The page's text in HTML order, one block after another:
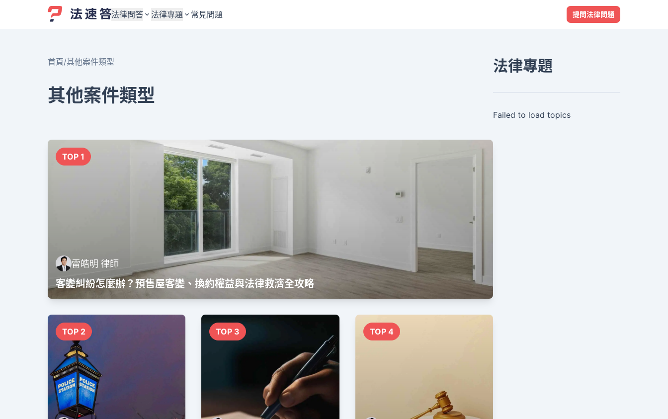
法律問答
勞資關係與勞動法
交通事故與賠償
法律專題
交通事故與賠償
其他案件類型
常見問題 提問法律問題
首頁/其他案件類型
其他案件類型
TOP 1
雷皓明 律師
客變糾紛怎麼辦？預售屋客變、換約權益與法律救濟全攻略
TOP 2 TOP 3 TOP 4
法律專題
Failed to load topics